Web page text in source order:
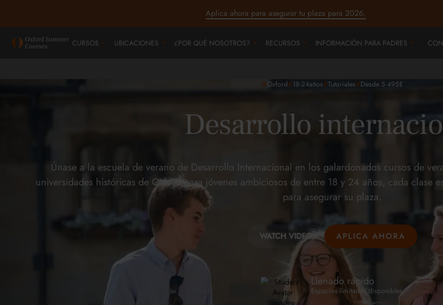
Aplica ahora para asegurar tu plaza para 2026.
CURSOS UBICACIONES ¿POR QUÉ NOSOTROS? RECURSOS INFORMACIÓN PARA PADRES
#Oxford#18-24años#Tutoriales#Desde 5 495£
Desarrollo
Únase a la escuela de verano de Desarrollo Internacional en los galardonados cursos de
universidades históricas de Oxford para jóvenes ambiciosos de entre 18 y 24 años, cada clase
para asegurar su plaza.
WATCH VIDEO APLICA AHORA
Llenado rápido
Espacios limitados disponibles